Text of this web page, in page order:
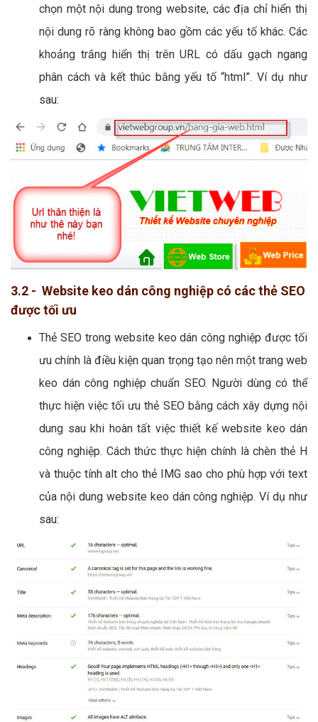
chọn một nội dung trong website, các địa chỉ hiển thị
nội dung rõ ràng không bao gồm các yếu tố khác. Các
khoảng trắng hiển thị trên URL có dấu gạch ngang
phân cách và kết thúc bằng yếu tố “html”. Ví dụ như
sau:
3.2 - Website keo dán công nghiệp có các thẻ SEO
được tối ưu
Thẻ SEO trong website keo dán công nghiệp được tối
ưu chính là điều kiện quan trọng tạo nên một trang web
keo dán công nghiệp chuẩn SEO. Người dùng có thể
thực hiện việc tối ưu thẻ SEO bằng cách xây dựng nội
dung sau khi hoàn tất việc thiết kế website keo dán
công nghiệp. Cách thức thực hiện chính là chèn thẻ H
và thuộc tính alt cho thẻ IMG sao cho phù hợp với text
của nội dung website keo dán công nghiệp. Ví dụ như
sau: